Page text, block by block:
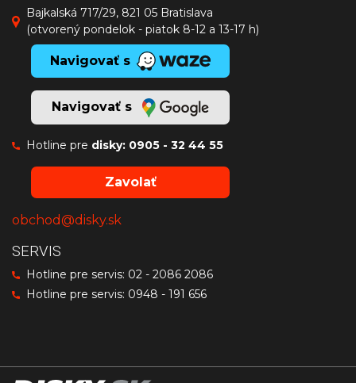
Bajkalská 717/29, 821 05 Bratislava
(otvorený pondelok - piatok 8-12 a 13-17 h)
Navigovať s
Navigovať s
Hotline pre disky: 0905 - 32 44 55
Zavolať
obchod@disky.sk
SERVIS
Hotline pre servis: 02 - 2086 2086
Hotline pre servis: 0948 - 191 656